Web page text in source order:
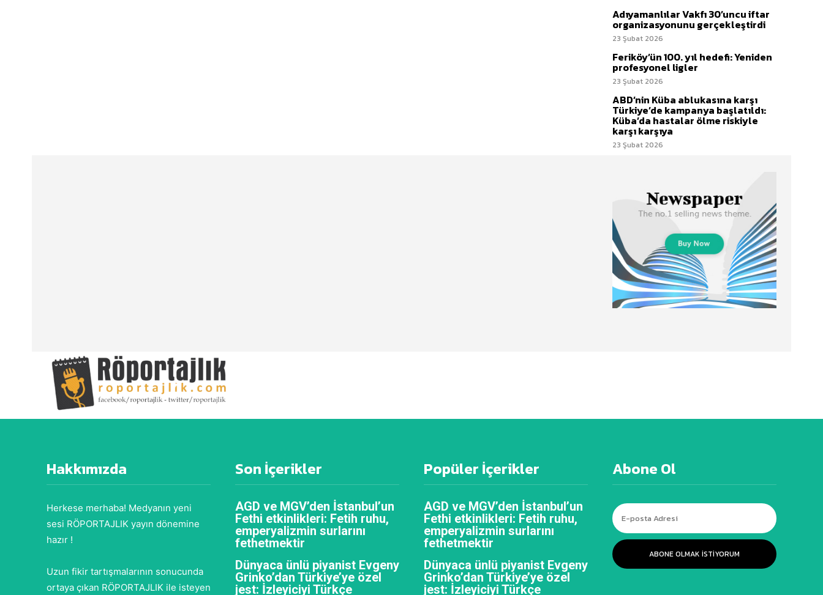
Adıyamanlılar Vakfı 30’uncu iftar
organizasyonunu gerçekleştirdi
23 Şubat 2026
Feriköy’ün 100. yıl hedefi: Yeniden
profesyonel ligler
23 Şubat 2026
ABD’nin Küba ablukasına karşı
Türkiye’de kampanya başlatıldı:
Küba’da hastalar ölme riskiyle
karşı karşıya
23 Şubat 2026
Hakkımızda
Herkese merhaba! Medyanın yeni
sesi RÖPORTAJLIK yayın dönemine
hazır !
Uzun fikir tartışmalarının sonucunda
ortaya çıkan RÖPORTAJLIK ile isteyen
Son İçerikler
AGD ve MGV’den İstanbul’un
Fethi etkinlikleri: Fetih ruhu,
emperyalizmin surlarını
fethetmektir
Dünyaca ünlü piyanist Evgeny
Grinko’dan Türkiye’ye özel
jest: İzleyiciyi Türkçe
Popüler İçerikler
AGD ve MGV’den İstanbul’un
Fethi etkinlikleri: Fetih ruhu,
emperyalizmin surlarını
fethetmektir
Dünyaca ünlü piyanist Evgeny
Grinko’dan Türkiye’ye özel
jest: İzleyiciyi Türkçe
Abone Ol
ABONE OLMAK ISTIYORUM